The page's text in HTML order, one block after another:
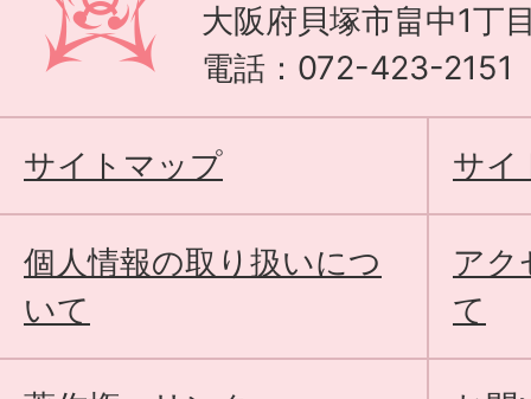
大阪府貝塚市畠中1丁
電話：072-423-2151
サイトマップ サイ
個人情報の取り扱いにつ
いて
アク
て